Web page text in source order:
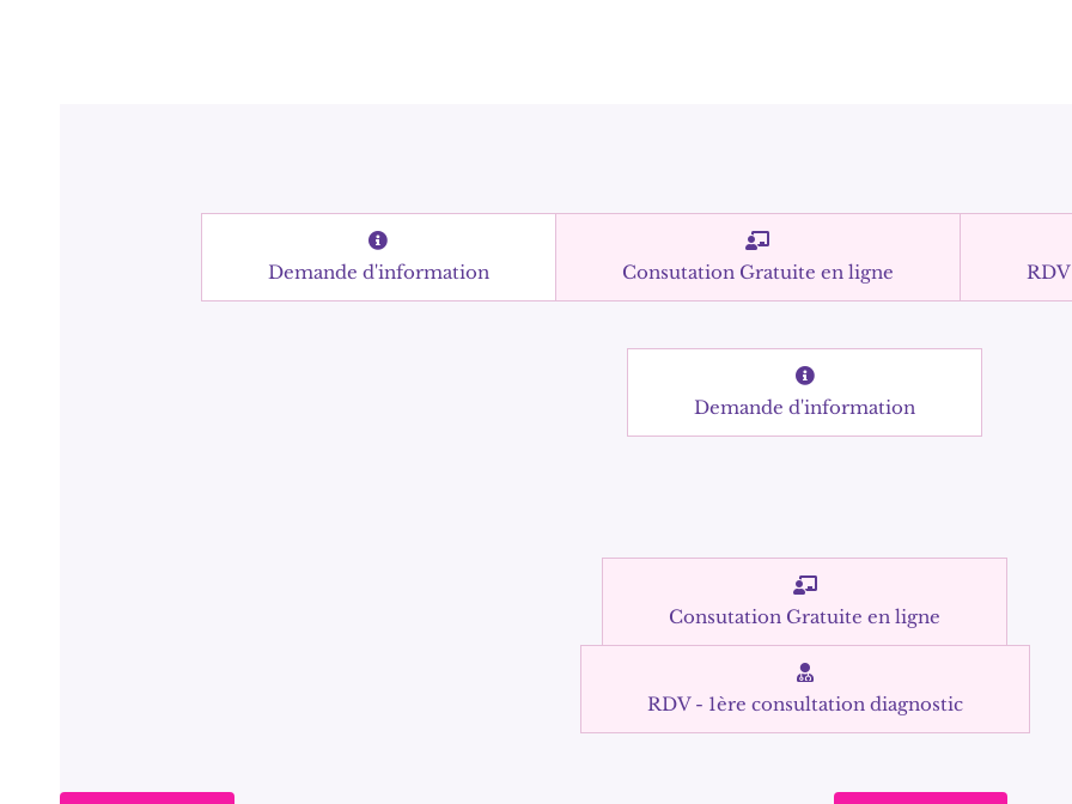
Demande d'information Consutation Gratuite en ligne
Demande d'information
Consutation Gratuite en ligne
RDV - 1ère consultation diagnostic